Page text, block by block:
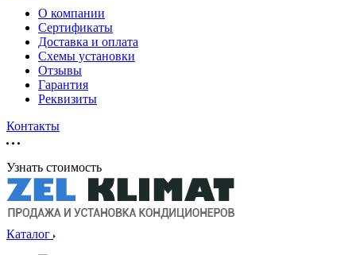
О компании
Сертификаты
Доставка и оплата
Схемы установки
Отзывы
Гарантия
Реквизиты
Контакты
Узнать стоимость
Каталог